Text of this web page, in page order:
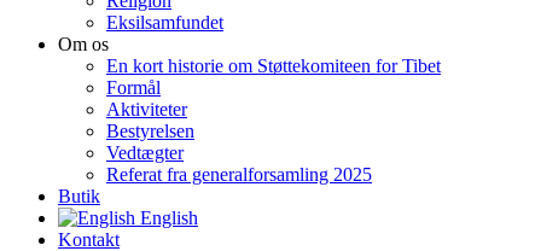
Eksilsamfundet
Om os
En kort historie om Støttekomiteen for Tibet
Formål
Aktiviteter
Bestyrelsen
Vedtægter
Referat fra generalforsamling 2025
Butik
English
Kontakt